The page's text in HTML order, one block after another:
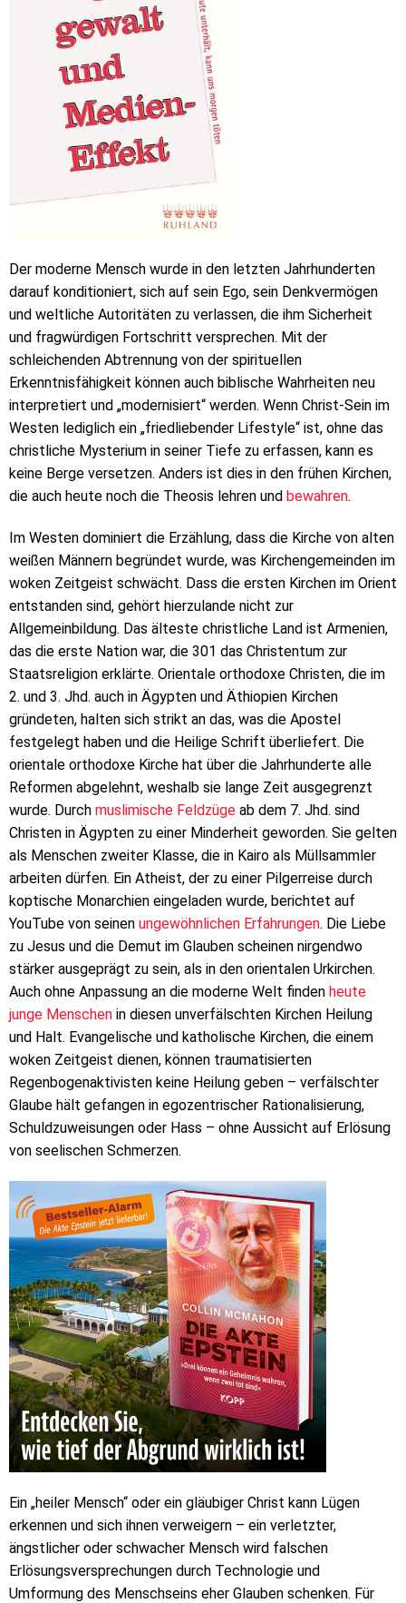
Der moderne Mensch wurde in den letzten Jahrhunderten
darauf konditioniert, sich auf sein Ego, sein Denkvermögen
und weltliche Autoritäten zu verlassen, die ihm Sicherheit
und fragwürdigen Fortschritt versprechen. Mit der
schleichenden Abtrennung von der spirituellen
Erkenntnisfähigkeit können auch biblische Wahrheiten neu
interpretiert und „modernisiert“ werden. Wenn Christ-Sein im
Westen lediglich ein „friedliebender Lifestyle“ ist, ohne das
christliche Mysterium in seiner Tiefe zu erfassen, kann es
keine Berge versetzen. Anders ist dies in den frühen Kirchen,
die auch heute noch die Theosis lehren und bewahren.
Im Westen dominiert die Erzählung, dass die Kirche von alten
weißen Männern begründet wurde, was Kirchengemeinden im
woken Zeitgeist schwächt. Dass die ersten Kirchen im Orient
entstanden sind, gehört hierzulande nicht zur
Allgemeinbildung. Das älteste christliche Land ist Armenien,
das die erste Nation war, die 301 das Christentum zur
Staatsreligion erklärte. Orientale orthodoxe Christen, die im
2. und 3. Jhd. auch in Ägypten und Äthiopien Kirchen
gründeten, halten sich strikt an das, was die Apostel
festgelegt haben und die Heilige Schrift überliefert. Die
orientale orthodoxe Kirche hat über die Jahrhunderte alle
Reformen abgelehnt, weshalb sie lange Zeit ausgegrenzt
wurde. Durch muslimische Feldzüge ab dem 7. Jhd. sind
Christen in Ägypten zu einer Minderheit geworden. Sie gelten
als Menschen zweiter Klasse, die in Kairo als Müllsammler
arbeiten dürfen. Ein Atheist, der zu einer Pilgerreise durch
koptische Monarchien eingeladen wurde, berichtet auf
YouTube von seinen ungewöhnlichen Erfahrungen. Die Liebe
zu Jesus und die Demut im Glauben scheinen nirgendwo
stärker ausgeprägt zu sein, als in den orientalen Urkirchen.
Auch ohne Anpassung an die moderne Welt finden heute
junge Menschen in diesen unverfälschten Kirchen Heilung
und Halt. Evangelische und katholische Kirchen, die einem
woken Zeitgeist dienen, können traumatisierten
Regenbogenaktivisten keine Heilung geben – verfälschter
Glaube hält gefangen in egozentrischer Rationalisierung,
Schuldzuweisungen oder Hass – ohne Aussicht auf Erlösung
von seelischen Schmerzen.
Ein „heiler Mensch“ oder ein gläubiger Christ kann Lügen
erkennen und sich ihnen verweigern – ein verletzter,
ängstlicher oder schwacher Mensch wird falschen
Erlösungsversprechungen durch Technologie und
Umformung des Menschseins eher Glauben schenken. Für